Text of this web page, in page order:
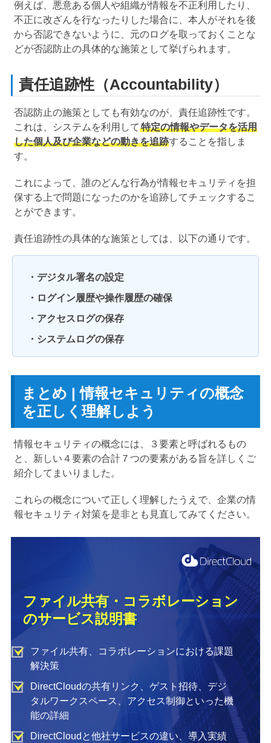
例えば、悪意ある個人や組織が情報を不正利用したり、
不正に改ざんを行なったりした場合に、本人がそれを後
から否認できないように、元のログを取っておくことな
どが否認防止の具体的な施策として挙げられます。
責任追跡性（Accountability）
否認防止の施策としても有効なのが、責任追跡性です。
これは、システムを利用して 特定の情報やデータを活用
した個人及び企業などの動きを追跡することを指しま
す。
これによって、誰のどんな行為が情報セキュリティを担
保する上で問題になったのかを追跡してチェックするこ
とができます。
責任追跡性の具体的な施策としては、以下の通りです。
・デジタル署名の設定
・ログイン履歴や操作履歴の確保
・アクセスログの保存
・システムログの保存
まとめ | 情報セキュリティの概念
を正しく理解しよう
情報セキュリティの概念には、３要素と呼ばれるもの
と、新しい４要素の合計７つの要素がある旨を詳しくご
紹介してまいりました。
これらの概念について正しく理解したうえで、企業の情
報セキュリティ対策を是非とも見直してみてください。
ファイル共有・コラボレーション
のサービス説明書
ファイル共有、コラボレーションにおける課題
解決策
DirectCloudの共有リンク、ゲスト招待、デジ
タルワークスペース、アクセス制御といった機
能の詳細
DirectCloudと他社サービスの違い、導入実績